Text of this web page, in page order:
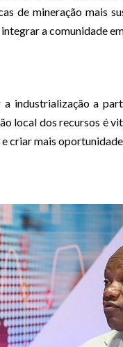
de mineração mais
a comunidade
industrialização a
local dos recursos é
criar mais